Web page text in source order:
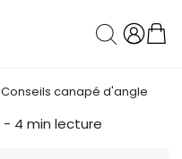
Conseils canapé d'angle
- 4 min lecture